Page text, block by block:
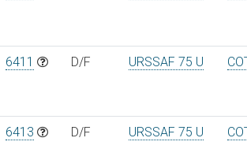
6411 D/F URSSAF 75 U
6413 D/F URSSAF 75 U